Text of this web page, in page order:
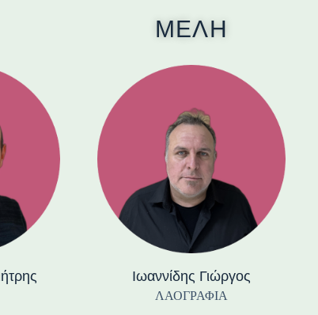
ΜΕΛΗ
Ιωαννίδης Γιώργος
ΛΑΟΓΡΑΦΙΑ